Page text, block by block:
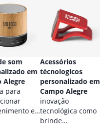
som
em
Alegre
para
e
Acessórios
técnologicos
personalizado em
Campo Alegre
inovação
tecnológica como
brinde